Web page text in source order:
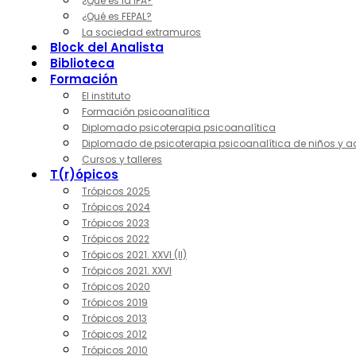
¿Qué es FEPAL?
La sociedad extramuros
Block del Analista
Biblioteca
Formación
El instituto
Formación psicoanalítica
Diplomado psicoterapia psicoanalítica
Diplomado de psicoterapia psicoanalítica de niños y
Cursos y talleres
T(r)ópicos
Trópicos 2025
Trópicos 2024
Trópicos 2023
Trópicos 2022
Trópicos 2021. XXVI (II)
Trópicos 2021. XXVI
Trópicos 2020
Trópicos 2019
Trópicos 2013
Trópicos 2012
Trópicos 2010